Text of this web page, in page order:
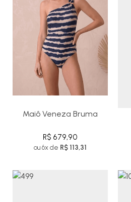
Maiô Veneza Bruma
R$ 679,90
ou 6x de R$ 113,31